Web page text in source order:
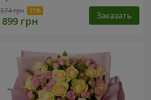
грн Заказать